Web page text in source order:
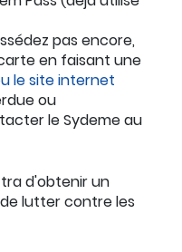
pas encore,
en faisant une
le site internet
ou
le Sydeme au
d'obtenir un
lutter contre les